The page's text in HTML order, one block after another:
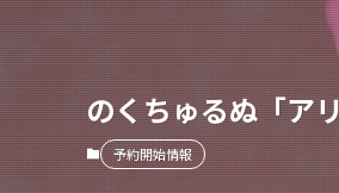
のくちゅるぬ「ア
予約開始情報